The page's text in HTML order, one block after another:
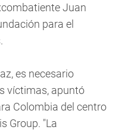
Juan
para el
es necesario
víctimas, apuntó
Colombia del centro
Group. "La